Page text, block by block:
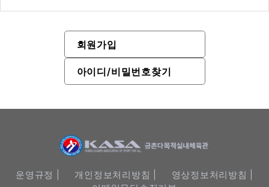
회원가입
아이디/비밀번호찾기
운영규정 | 개인정보처리방침 |
영상정보처리방침 |